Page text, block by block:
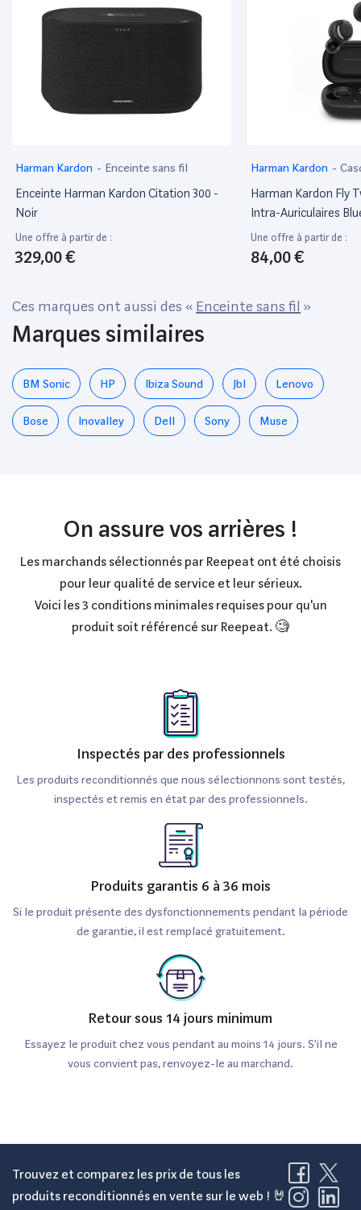
Harman Kardon - Enceinte sans fil
Enceinte Harman Kardon Citation 300 -
Noir
Une offre à partir de :
329,00 €
Harman Kardon -
Harman Kardon Fly
Intra-Auriculaires
Réduction De Bruit
Jusqu'À 32 Heures
Une offre à partir de :
84,00 €
Ces marques ont aussi des « Enceinte sans fil »
Marques similaires
BM Sonic HP Ibiza Sound Jbl Lenovo
Bose Inovalley Dell Sony Muse
On assure vos arrières !
Les marchands sélectionnés par Reepeat ont été choisis
pour leur qualité de service et leur sérieux.
Voici les 3 conditions minimales requises pour qu'un
produit soit référencé sur Reepeat. 🧐
Inspectés par des professionnels
Les produits reconditionnés que nous sélectionnons sont testés,
inspectés et remis en état par des professionnels.
Produits garantis 6 à 36 mois
Si le produit présente des dysfonctionnements pendant la période
de garantie, il est remplacé gratuitement.
Retour sous 14 jours minimum
Essayez le produit chez vous pendant au moins 14 jours. S'il ne
vous convient pas, renvoyez-le au marchand.
Trouvez et comparez les prix de tous les
produits reconditionnés en vente sur le web ! 🤘